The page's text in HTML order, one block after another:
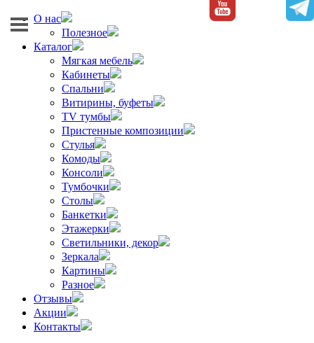
О нас
Полезное
Каталог
Мягкая мебель
Кабинеты
Спальни
Витирины, буфеты
TV тумбы
Пристенные композиции
Стулья
Комоды
Консоли
Тумбочки
Столы
Банкетки
Этажерки
Светильники, декор
Зеркала
Картины
Разное
Отзывы
Акции
Контакты